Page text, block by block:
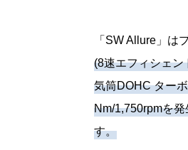
「SW Allure」は
(8速エフィシェン
気筒DOHC ター
Nm/1,750rpmを
す。